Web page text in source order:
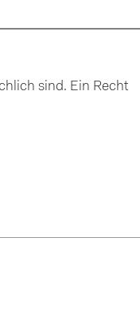
sind. Ein Recht